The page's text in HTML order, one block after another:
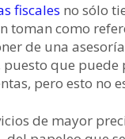
fiscales no sólo
toman como
de una
puesto que
pero esto no
de mayor